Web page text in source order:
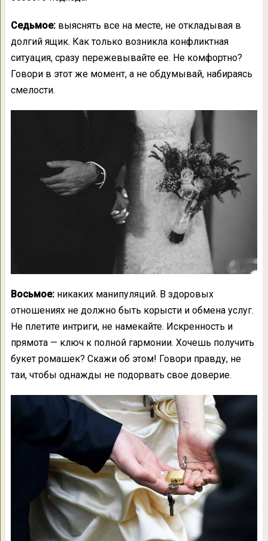
Седьмое:выяснять все на месте, не откладывая в
долгий ящик. Как только возникла конфликтная
ситуация, сразу пережевывайте ее. Не комфортно?
Говори в этот же момент, а не обдумывай, набираясь
смелости.
Восьмое:никаких манипуляций. В здоровых
отношениях не должно быть корысти и обмена услуг.
Не плетите интриги, не намекайте. Искренность и
прямота — ключ к полной гармонии. Хочешь получить
букет ромашек? Скажи об этом! Говори правду, не
таи, чтобы однажды не подорвать свое доверие.